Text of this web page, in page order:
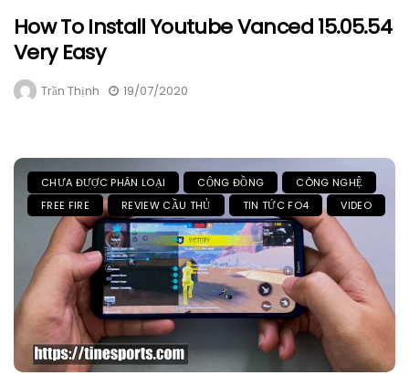
How To Install Youtube Vanced 15.05.54
Very Easy
Trần Thịnh 19/07/2020
CHƯA ĐƯỢC PHÂN LOẠI CỘNG ĐỒNG
CÔNG NGHỆ
FREE FIRE
REVIEW CẦU THỦ TIN TỨC FO4 VIDEO